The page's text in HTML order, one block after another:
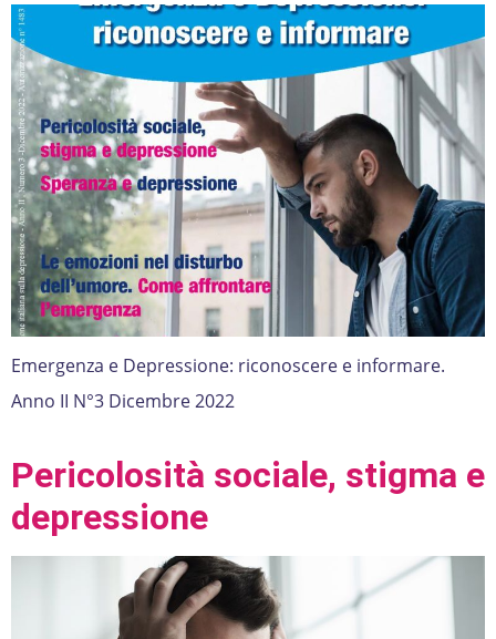
Emergenza e Depressione: riconoscere e informare.
Anno II N°3 Dicembre 2022
Pericolosità sociale, stigma e
depressione